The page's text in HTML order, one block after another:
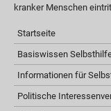
kranker Menschen
Startseite
Basiswissen
Informationen für
Politische